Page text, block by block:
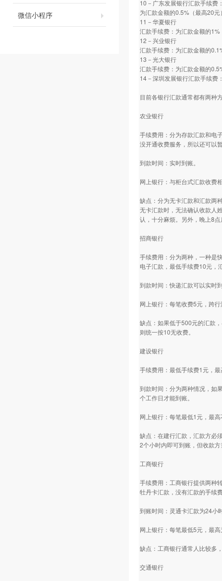
微信小程序
10－广东发展银行汇款手续费
为汇款金额的0.5%（最高20元
11－华夏银行
汇款手续费：为汇款金额的
12－兴业银行
汇款手续费：为汇款金额的
13－光大银行
汇款手续费：为汇款金额的
14－深圳发展银行汇款手续费
目前各银行汇款通常都有两种
农业银行
手续费用：分为存款汇款和电
没开通收费服务，所以还可以
到款时间：实时到账。
网上银行：与柜台式汇款收费
缺点：分为无卡汇款和汇款两
无卡汇款时，无法确认收款人
认，十分麻烦。另外，晚上8
招商银行
手续费用：分为两种，一种是
电子汇款，最低手续费10元，
到款时间：快递汇款可以实时
网上银行：每笔收费5元，跨
缺点：如果低于500元的汇款
则统一按10无收费。
建设银行
手续费用：最低手续费1元，
到款时间：分为两种情况，如
个工作日才能到账。
网上银行：每笔最低1元，最
缺点：在建行汇款，汇款方必
2个小时内即可到账，但收款
工商银行
手续费用：工商银行提供两种
牡丹卡汇款，没有汇款的手续
到账时间：灵通卡汇款为24小
网上银行：每笔最低5元，最
缺点：工商银行通常人比较多
交通银行